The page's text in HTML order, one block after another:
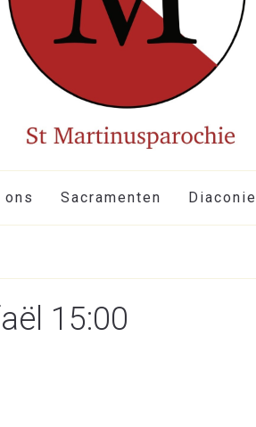
ons Sacramenten Diaconie
15:00